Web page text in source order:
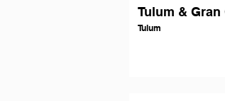
Tulum & Gran
Tulum